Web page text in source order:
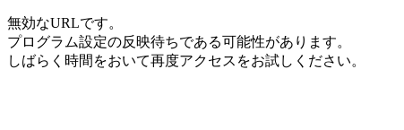
無効なURLです。
プログラム設定の反映待ちである可能性があります。
しばらく時間をおいて再度アクセスをお試しください。